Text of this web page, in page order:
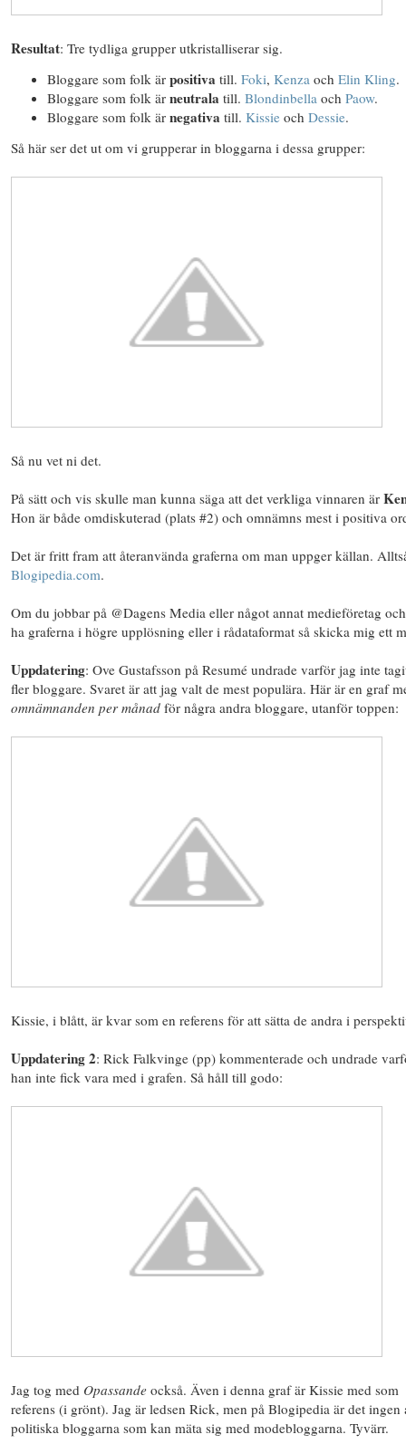
Resultat: Tre tydliga grupper utkristalliserar sig.
Bloggare som folk är positiva till. Foki, Kenza och Elin Kling.
Bloggare som folk är neutrala till. Blondinbella och Paow.
Bloggare som folk är negativa till. Kissie och Dessie.
Så här ser det ut om vi grupperar in bloggarna i dessa grupper:
Så nu vet ni det.
På sätt och vis skulle man kunna säga att det verkliga vinnaren är
Hon är både omdiskuterad (plats #2) och omnämns mest i positiva
Det är fritt fram att återanvända graferna om man uppger källan.
Blogipedia.com.
Om du jobbar på @Dagens Media eller något annat medieföretag
ha graferna i högre upplösning eller i rådataformat så skicka mig ett
Uppdatering: Ove Gustafsson på Resumé undrade varför jag inte
fler bloggare. Svaret är att jag valt de mest populära. Här är en graf
omnämnanden per månad för några andra bloggare, utanför toppen:
Kissie, i blått, är kvar som en referens för att sätta de andra i
Uppdatering 2: Rick Falkvinge (pp) kommenterade och undrade
han inte fick vara med i grafen. Så håll till godo:
Jag tog med Opassande också. Även i denna graf är Kissie med som
referens (i grönt). Jag är ledsen Rick, men på Blogipedia är det ingen
politiska bloggarna som kan mäta sig med modebloggarna. Tyvärr.